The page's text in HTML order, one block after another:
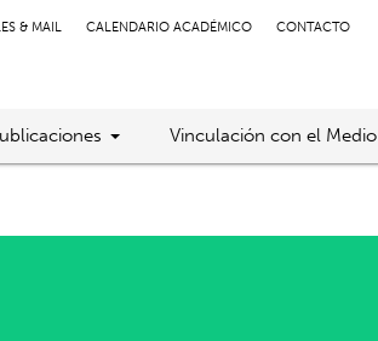
& MAIL CALENDARIO ACADÉMICO CONTACTO
Vinculación con el Medio